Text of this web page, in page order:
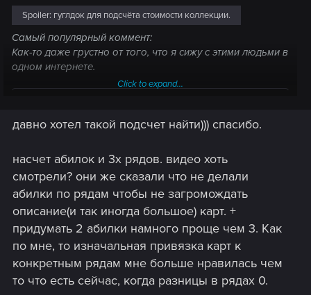
Spoiler: гуглдок для подсчёта стоимости коллекции.
Самый популярный коммент:
Как-то даже грустно от того, что я сижу с этими людьми в
одном интернете.
Все карты из видео.
Click to expand...
давно хотел такой подсчет найти))) спасибо.
насчет абилок и 3х рядов. видео хоть
смотрели? они же сказали что не делали
абилки по рядам чтобы не загромождать
описание(и так иногда большое) карт. +
придумать 2 абилки намного проще чем 3. Как
по мне, то изначальная привязка карт к
конкретным рядам мне больше нравилась чем
то что есть сейчас, когда разницы в рядах 0.